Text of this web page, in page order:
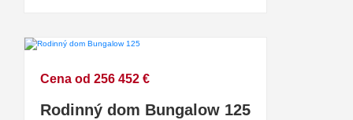
Cena od 256 452 €
Rodinný dom Bungalow 125